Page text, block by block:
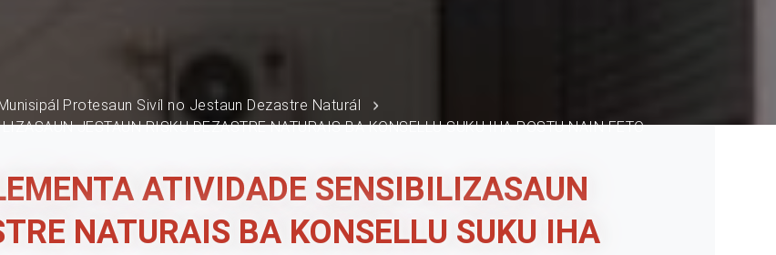
Protesaun Sivíl no Jestaun Dezastre Naturál
JESTAUN RISKU DEZASTRE NATURAIS BA KONSELLU SUKU IHA POSTU NAIN FETO
ATIVIDADE SENSIBILIZASAUN
NATURAIS BA KONSELLU SUKU IHA